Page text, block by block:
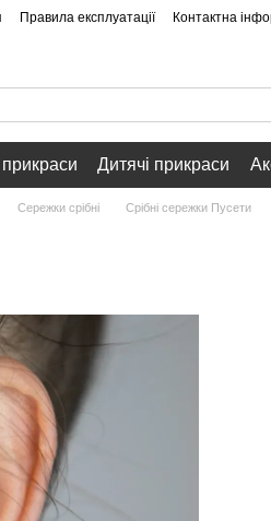
Правила експлуатації Контактна
Дитячі прикраси
Сережки срібні Срібні сережки Пусети